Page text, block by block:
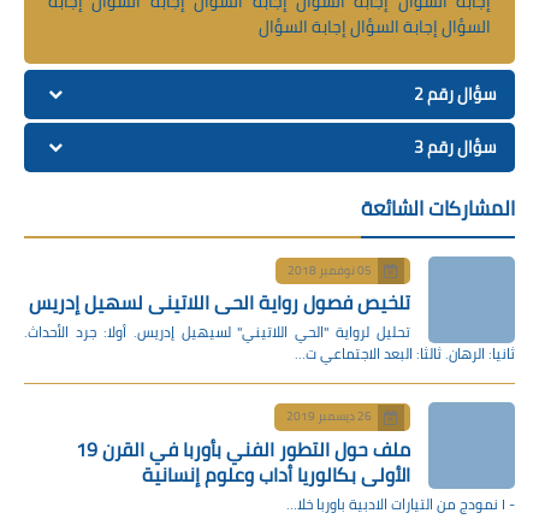
السؤال إجابة السؤال إجابة السؤال
سؤال رقم 2
سؤال رقم 3
المشاركات الشائعة
05 نوفمبر 2018
تلخيص فصول رواية الحي اللاتيني لسهيل إدريس
تحليل لرواية "الحي اللاتيني" لسيهيل إدريس. أولا: جرد الأحداث.
ثانيا: الرهان. ثالثا: البعد الاجتماعي ت…
26 ديسمبر 2019
ملف حول التطور الفني بأوربا في القرن 19
الأولى بكالوريا أداب وعلوم إنسانية
- I نمودج من التيارات الادبية باوربا خلا…